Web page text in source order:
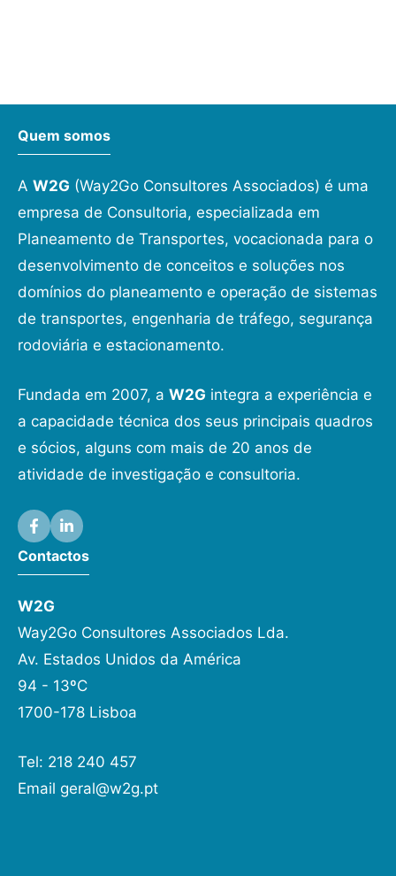
Quem somos
A W2G (Way2Go Consultores Associados) é uma
empresa de Consultoria, especializada em
Planeamento de Transportes, vocacionada para o
desenvolvimento de conceitos e soluções nos
domínios do planeamento e operação de sistemas
de transportes, engenharia de tráfego, segurança
rodoviária e estacionamento.
Fundada em 2007, a W2G integra a experiência e
a capacidade técnica dos seus principais quadros
e sócios, alguns com mais de 20 anos de
atividade de investigação e consultoria.
Contactos
W2G
Way2Go Consultores Associados Lda.
Av. Estados Unidos da América
94 - 13ºC
1700-178 Lisboa
Tel: 218 240 457
Email geral@w2g.pt